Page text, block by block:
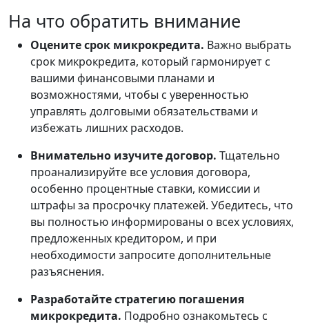
На что обратить внимание
Оцените срок микрокредита. Важно выбрать
срок микрокредита, который гармонирует с
вашими финансовыми планами и
возможностями, чтобы с уверенностью
управлять долговыми обязательствами и
избежать лишних расходов.
Внимательно изучите договор. Тщательно
проанализируйте все условия договора,
особенно процентные ставки, комиссии и
штрафы за просрочку платежей. Убедитесь, что
вы полностью информированы о всех условиях,
предложенных кредитором, и при
необходимости запросите дополнительные
разъяснения.
Разработайте стратегию погашения
микрокредита. Подробно ознакомьтесь с